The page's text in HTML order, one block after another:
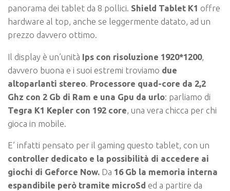
panorama dei tablet da 8 pollici. Shield Tablet K1 offre
hardware al top, anche se leggermente datato, ad un
prezzo davvero ottimo.
Il display è un’unità Ips con risoluzione 1920*1200,
davvero buona e i suoi estremi troviamo due
altoparlanti stereo Processore quad-core da 2,2
Ghz con 2 Gb di Ram e una Gpu da urlo: parliamo di
Tegra K1 Kepler con 192 core , una vera chicca per chi
gioca in mobile.
E’ infatti pensato per il gaming questo tablet, con un
controller dedicato e la possibilità di accedere ai
giochi di Geforce Now. Da 16 Gb la memoria interna
espandibile però tramite microSd ed a partire da